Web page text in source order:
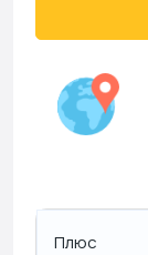
Плюс